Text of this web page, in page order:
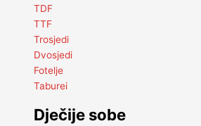
TDF
TTF
Trosjedi
Dvosjedi
Fotelje
Taburei
Dječije sobe